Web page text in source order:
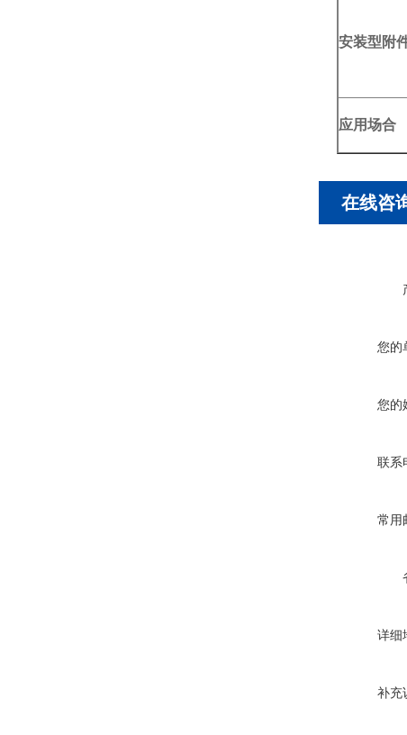
安装型附
应用场合
在线咨
您的
您的
联系
常用
详细
补充